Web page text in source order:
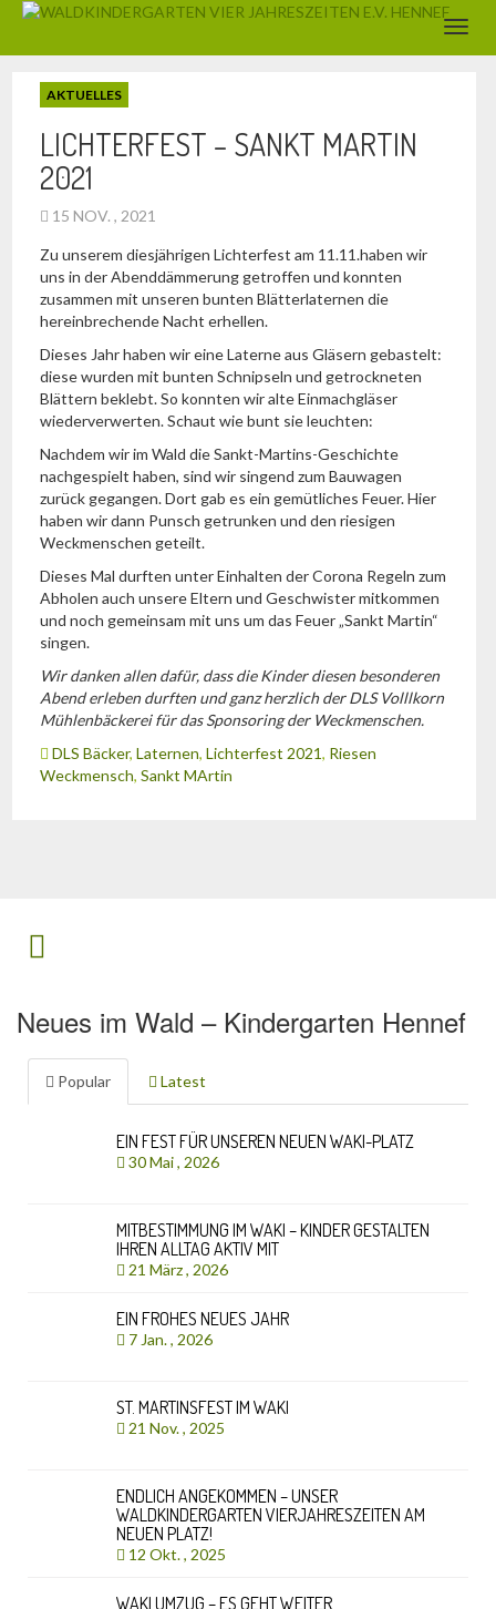
AKTUELLES
LICHTERFEST – SANKT MARTIN
2021
15 NOV. , 2021
Zu unserem diesjährigen Lichterfest am 11.11.haben wir
uns in der Abenddämmerung getroffen und konnten
zusammen mit unseren bunten Blätterlaternen die
hereinbrechende Nacht erhellen.
Dieses Jahr haben wir eine Laterne aus Gläsern gebastelt:
diese wurden mit bunten Schnipseln und getrockneten
Blättern beklebt. So konnten wir alte Einmachgläser
wiederverwerten. Schaut wie bunt sie leuchten:
Nachdem wir im Wald die Sankt-Martins-Geschichte
nachgespielt haben, sind wir singend zum Bauwagen
zurück gegangen. Dort gab es ein gemütliches Feuer. Hier
haben wir dann Punsch getrunken und den riesigen
Weckmenschen geteilt.
Dieses Mal durften unter Einhalten der Corona Regeln zum
Abholen auch unsere Eltern und Geschwister mitkommen
und noch gemeinsam mit uns um das Feuer „Sankt Martin“
singen.
Wir danken allen dafür, dass die Kinder diesen besonderen
Abend erleben durften und ganz herzlich der DLS Volllkorn
Mühlenbäckerei für das Sponsoring der Weckmenschen.
DLS Bäcker, Laternen, Lichterfest 2021, Riesen
Weckmensch, Sankt MArtin
Neues im Wald – Kindergarten Hennef
Popular Latest
EIN FEST FÜR UNSEREN NEUEN WAKI-PLATZ
30 Mai , 2026
MITBESTIMMUNG IM WAKI – KINDER GESTALTEN
IHREN ALLTAG AKTIV MIT
21 März , 2026
EIN FROHES NEUES JAHR
7 Jan. , 2026
ST. MARTINSFEST IM WAKI
21 Nov. , 2025
ENDLICH ANGEKOMMEN – UNSER
WALDKINDERGARTEN VIERJAHRESZEITEN AM
NEUEN PLATZ!
12 Okt. , 2025
WAKI UMZUG – ES GEHT WEITER